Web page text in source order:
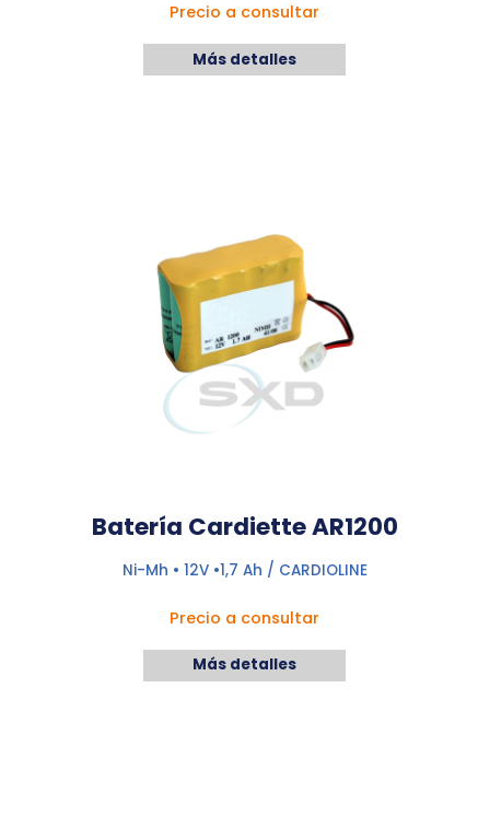
Precio a consultar
Más detalles
Batería Cardiette AR1200
Ni-Mh • 12V •1,7 Ah / CARDIOLINE
Precio a consultar
Más detalles